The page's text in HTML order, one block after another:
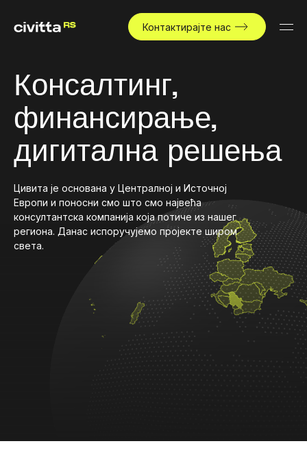
Контактирајте нас
Консалтинг,
финансирање,
дигитална решења
Цивита је основана у Централној и Источној
Европи и поносни смо што смо највећа
консултантска компанија која потиче из нашег
региона. Данас испоручујемо пројекте широм
света.